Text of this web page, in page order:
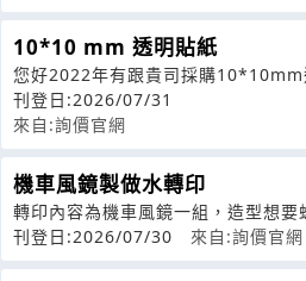
10*10 mm 透明貼紙
您好2022年有跟貴司採購10*10mm
次需要再次採購，跟您確認應如
刊登日:2026/07/31
來自:詢價官網
機車風鏡製做水轉印
轉印內容為機車風鏡一組，造型想要
有的話就卡夢就好。
刊登日:2026/07/30 來自:詢價官網